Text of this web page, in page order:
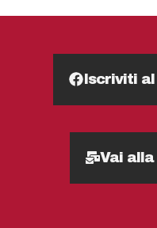
Iscriviti al
Vai